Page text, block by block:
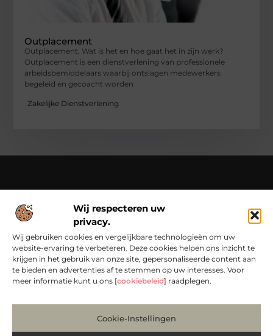
Wij respecteren uw
privacy.
Wij gebruiken cookies en vergelijkbare technologieën om uw
website-ervaring te verbeteren. Deze cookies helpen ons inzicht te
krijgen in het gebruik van onze site, gepersonaliseerde content aan
te bieden en advertenties af te stemmen op uw interesses. Voor
meer informatie kunt u ons [cookiebeleid] raadplegen.
Cookie-Instellingen
Outplacement
Outplacement. Wat is het en hoe gaat het in zijn werk?
Outplacement is een dienstverlening van professionele
arbeidsbemiddelaars waarbij ontslagen medewerkers
begeleid en gecoacht worden
Zakelijke Dienstverlening
Van praktische tips tot bijzondere verhalen – lees en beleef
het op Chondropython.nl.
Duik in een rijke verzameling artikelen die je inspireren en je
dagelijks leven een frisse kijk geven.
Bericht categorie